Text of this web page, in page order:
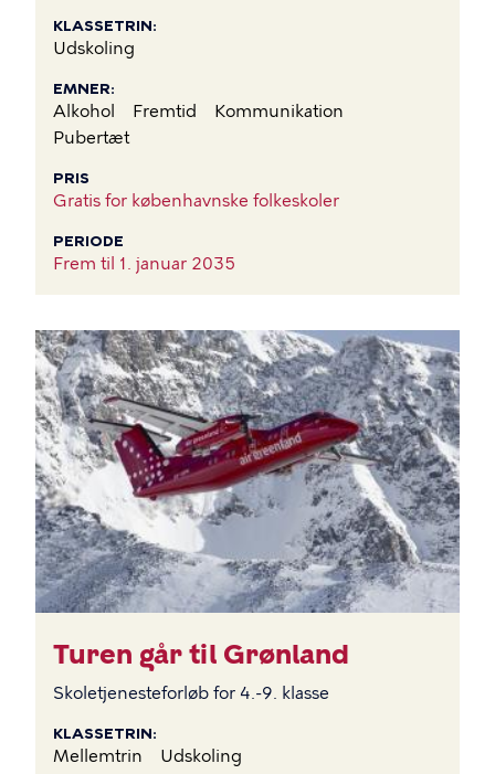
KLASSETRIN
Udskoling
EMNER
Alkohol Fremtid
Kommunikation
Pubertæt
PRIS
Gratis for københavnske folkeskoler
PERIODE
Frem til 1. januar 2035
Turen går til Grønland
Skoletjenesteforløb for 4.-9. klasse
KLASSETRIN
Mellemtrin Udskoling